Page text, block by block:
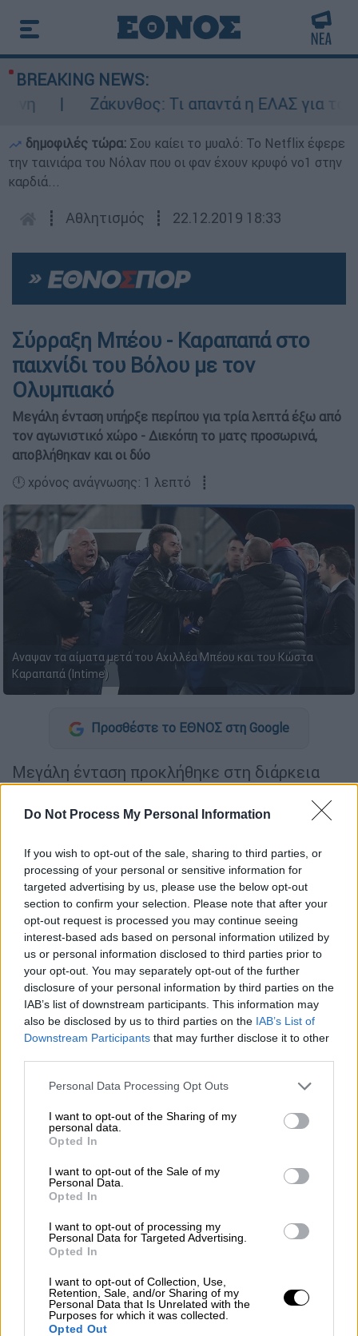
Do Not Process My Personal Information
If you wish to opt-out of the sale, sharing to third parties, or
processing of your personal or sensitive information for
targeted advertising by us, please use the below opt-out
section to confirm your selection. Please note that after your
opt-out request is processed you may continue seeing
interest-based ads based on personal information utilized by
us or personal information disclosed to third parties prior to
your opt-out. You may separately opt-out of the further
disclosure of your personal information by third parties on the
IAB’s list of downstream participants. This information may
also be disclosed by us to third parties on the IAB’s List of
Downstream Participants that may further disclose it to other
Please note that this website/app uses one or more Google
not limited to your visit or usage behaviour. You may click to
grant or deny consent to Google and its third-party tags to
use your data for below specified purposes in below Google
consent section.
Personal Data Processing Opt Outs
I want to opt-out of the Sharing of my
personal data.
Opted In
I want to opt-out of the Sale of my
Personal Data.
Opted In
I want to opt-out of processing my
Personal Data for Targeted Advertising.
Opted In
I want to opt-out of Collection, Use,
Retention, Sale, and/or Sharing of my
Personal Data that Is Unrelated with the
Purposes for which it was collected.
Opted Out
BREAKING NEWS:
Ζάκυνθος: Τι απαντά η ΕΛΑΣ για τους
δημοφιλές τώρα: Σου καίει το μυαλό: Το Netflix έφερε
την ταινιάρα του Νόλαν που οι φαν έχουν κρυφό νο1 στην
καρδιά...
┋ Αθλητισμός ┋ 22.12.2019 18:33
Σύρραξη Μπέου - Καραπαπά στο
παιχνίδι του Βόλου με τον
Ολυμπιακό
Μεγάλη ένταση υπήρξε περίπου για τρία λεπτά έξω από
τον αγωνιστικό χώρο - Διεκόπη το ματς προσωρινά,
αποβλήθηκαν και οι δύο
🕛 χρόνος ανάγνωσης: 1 λεπτό ┋
Αναψαν τα αίματα μετά του Αχιλλέα Μπέου και του Κώστα
Καραπαπά (Intime)
Προσθέστε το ΕΘΝΟΣ στη Google
Μεγάλη ένταση προκλήθηκε στη διάρκεια
Βόλουμε τονΟλυμπιακό στο Πανθεσσαλικό
Μπέοςείχαν έντονο φραστικό επεισόδιο και
λίγο έλειψε να έρθουν στα χέρια μπροστά
από τους πάγκους των δύο ομάδων...
Η σύρραξη προκλήθηκε όταν σύσσωμος ο
πάγκος του Ολυμπιακού λίγο μετά το 30'
σηκώθηκε για να διαμαρτυρηθεί έντονα στον
διαιτητή Φωτιά για ένα ακυρωθέν γκολ του
Σουντανί ως οφσάιντ από το 17'. Η κίνηση
αυτή των «ερυθρόλευκων» προκάλεσε την
ο οποίος δηλώθηκε στο φύλλο αγώνα ως
διερμηνέας, διαμαρτυρήθηκαν έντονα.
Μπέος και Καραπαπάς είχαν τετ α τετ και
αντάλλαξαν βαριές κουβέντες, την ώρα που
ο αγώνας είχε διακοπεί προσωρινά. Οι
προκειμένου να αποφευχθούν τα χειρότερα,
ενώ ο διαιτητής Φωτιάς απέβαλλε και τους